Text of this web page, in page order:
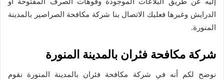
الدرايش وغيرها فعليك الاتصال بنا شركة مكافحة الصراصير بالمدينة
المنورة.
شركة مكافحة فئران بالمدينة المنورة
نوضح لكم أنه في شركة مكافحة فئران بالمدينة المنورة نقوم